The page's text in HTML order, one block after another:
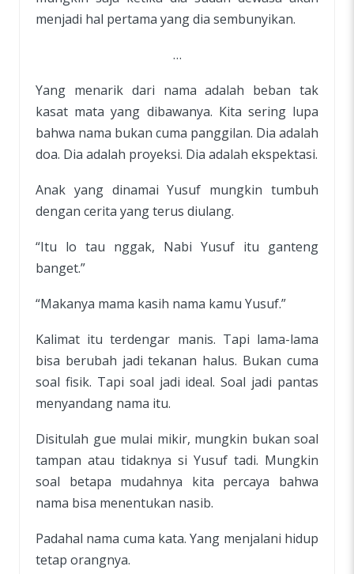
menjadi hal pertama yang dia sembunyikan.
…
Yang menarik dari nama adalah beban tak
kasat mata yang dibawanya. Kita sering lupa
bahwa nama bukan cuma panggilan. Dia adalah
doa. Dia adalah proyeksi. Dia adalah ekspektasi.
Anak yang dinamai Yusuf mungkin tumbuh
dengan cerita yang terus diulang.
“Itu lo tau nggak, Nabi Yusuf itu ganteng
banget.”
“Makanya mama kasih nama kamu Yusuf.”
Kalimat itu terdengar manis. Tapi lama-lama
bisa berubah jadi tekanan halus. Bukan cuma
soal fisik. Tapi soal jadi ideal. Soal jadi pantas
menyandang nama itu.
Disitulah gue mulai mikir, mungkin bukan soal
tampan atau tidaknya si Yusuf tadi. Mungkin
soal betapa mudahnya kita percaya bahwa
nama bisa menentukan nasib.
Padahal nama cuma kata. Yang menjalani hidup
tetap orangnya.